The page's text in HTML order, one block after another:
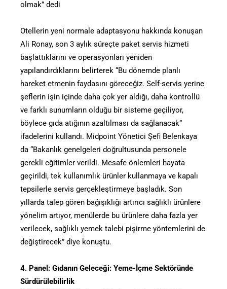
olmak” dedi
Otellerin yeni normale adaptasyonu hakkında konuşan
Ali Ronay, son 3 aylık süreçte paket servis hizmeti
başlattıklarını ve operasyonları yeniden
yapılandırdıklarını belirterek “Bu dönemde planlı
hareket etmenin faydasını göreceğiz. Self-servis yerine
şeflerin işin içinde daha çok yer aldığı, daha kontrollü
ve farklı sunumların olduğu bir sisteme geçiliyor,
böylece gıda atığının azaltılması da sağlanacak”
ifadelerini kullandı. Midpoint Yönetici Şefi Belenkaya
da “Bakanlık genelgeleri doğrultusunda personele
gerekli eğitimler verildi. Mesafe önlemleri hayata
geçirildi, tek kullanımlık ürünler kullanmaya ve kapalı
tepsilerle servis gerçekleştirmeye başladık. Son
yıllarda talep gören bağışıklığı artırıcı sağlıklı ürünlere
yönelim artıyor, menülerde bu ürünlere daha fazla yer
verilecek, sağlıklı yemek talebi pişirme yöntemlerini de
değiştirecek” diye konuştu.
4. Panel: Gıdanın Geleceği: Yeme-İçme Sektöründe
Sürdürülebilirlik